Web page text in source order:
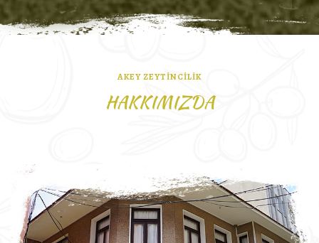
AKEY ZEYTİNCİLİK
HAKKIMIZDA